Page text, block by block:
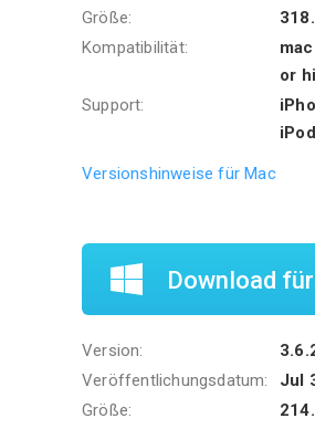
Größe:
Kompatibilität:
or
Support:
iPod
Versionshinweise für Mac
Download
Version:
Veröffentlichungsdatum:
Jul
Größe: